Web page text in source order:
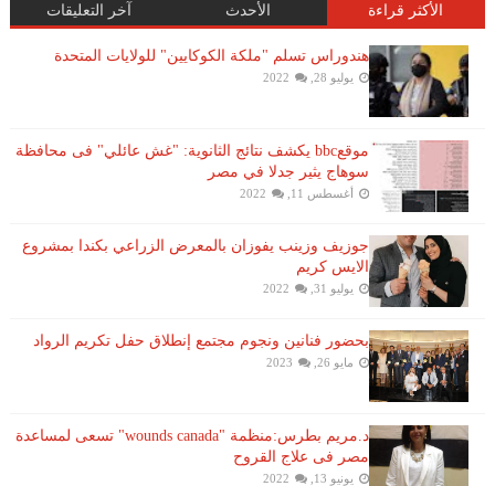
الأكثر قراءة الأحدث آخر التعليقات
هندوراس تسلم "ملكة الكوكايين" للولايات المتحدة
يوليو 28, 2022
موقعbbc يكشف نتائج الثانوية: "غش عائلي" فى محافظة
سوهاج يثير جدلا في مصر
أغسطس 11, 2022
جوزيف وزينب يفوزان بالمعرض الزراعي بكندا بمشروع
الايس كريم
يوليو 31, 2022
بحضور فنانين ونجوم مجتمع إنطلاق حفل تكريم الرواد
مايو 26, 2023
د.مريم بطرس:منظمة "wounds canada" تسعى لمساعدة
مصر فى علاج القروح
يونيو 13, 2022